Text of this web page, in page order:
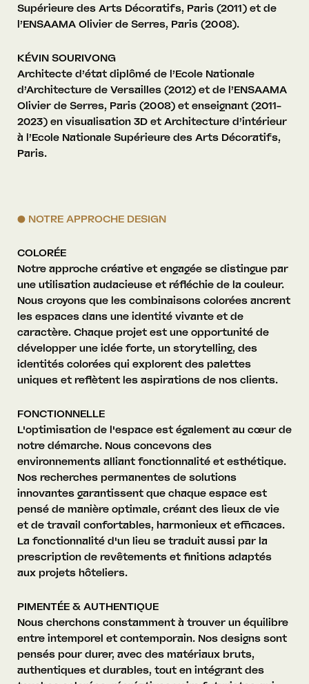
Supérieure des Arts Décoratifs, Paris (2011) et de
l’ENSAAMA Olivier de Serres, Paris (2008).
KÉVIN SOURIVONG
Architecte d’état diplômé de l’Ecole Nationale
d’Architecture de Versailles (2012) et de l’ENSAAMA
Olivier de Serres, Paris (2008) et enseignant (2011-
2023) en visualisation 3D et Architecture d’intérieur
à l’Ecole Nationale Supérieure des Arts Décoratifs,
Paris.
● NOTRE APPROCHE DESIGN
COLORÉE
Notre approche créative et engagée se distingue par
une utilisation audacieuse et réfléchie de la couleur.
Nous croyons que les combinaisons colorées ancrent
les espaces dans une identité vivante et de
caractère. Chaque projet est une opportunité de
développer une idée forte, un storytelling, des
identités colorées qui explorent des palettes
uniques et reflètent les aspirations de nos clients.
FONCTIONNELLE
L'optimisation de l'espace est également au cœur de
notre démarche. Nous concevons des
environnements alliant fonctionnalité et esthétique.
Nos recherches permanentes de solutions
innovantes garantissent que chaque espace est
pensé de manière optimale, créant des lieux de vie
et de travail confortables, harmonieux et efficaces.
La fonctionnalité d'un lieu se traduit aussi par la
prescription de revêtements et finitions adaptés
aux projets hôteliers.
PIMENTÉE & AUTHENTIQUE
Nous cherchons constamment à trouver un équilibre
entre intemporel et contemporain. Nos designs sont
pensés pour durer, avec des matériaux bruts,
authentiques et durables, tout en intégrant des